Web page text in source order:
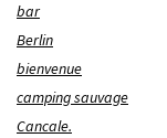
bar
Berlin
bienvenue
camping sauvage
Cancale.